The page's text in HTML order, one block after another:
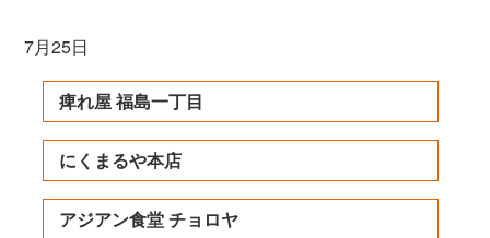
7月25日
痺れ屋 福島一丁目
にくまるや本店
アジアン食堂 チョロヤ